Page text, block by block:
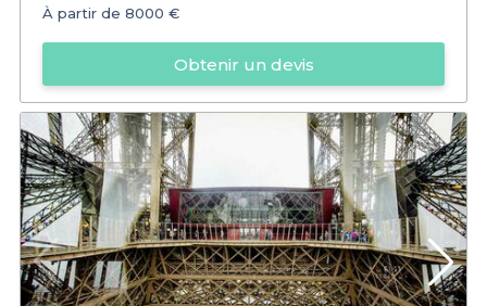
À partir de 8000 €
Obtenir un devis